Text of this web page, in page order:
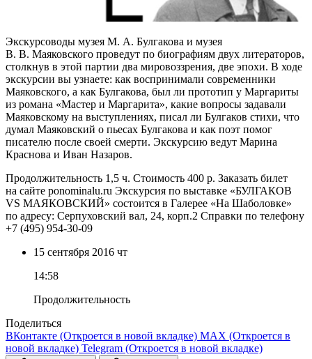
Экскурсоводы музея М. А. Булгакова и музея
В. В. Маяковского проведут по биографиям двух литераторов,
столкнув в этой партии два мировоззрения, две эпохи. В ходе
экскурсии вы узнаете: как воспринимали современники
Маяковского, а как Булгакова, был ли прототип у Маргариты
из романа «Мастер и Маргарита», какие вопросы задавали
Маяковскому на выступлениях, писал ли Булгаков стихи, что
думал Маяковский о пьесах Булгакова и как поэт помог
писателю после своей смерти. Экскурсию ведут Марина
Краснова и Иван Назаров.
Продолжительность 1,5 ч. Стоимость 400 р. Заказать билет
на сайте ponominalu.ru Экскурсия по выставке «БУЛГАКОВ
VS МАЯКОВСКИЙ» состоится в Галерее «На Шаболовке»
по адресу: Серпуховский вал, 24, корп.2 Справки по телефону
+7 (495) 954-30-09
15 сентября 2016 чт
14:58
Продолжительность
Поделиться
ВКонтакте (Откроется в новой вкладке) MAX (Откроется в
новой вкладке) Telegram (Откроется в новой вкладке)